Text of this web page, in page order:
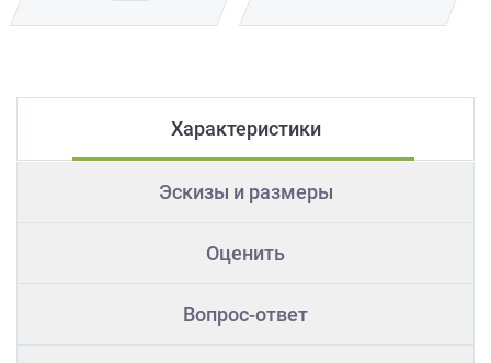
Характеристики
Эскизы и размеры
Оценить
Вопрос-ответ